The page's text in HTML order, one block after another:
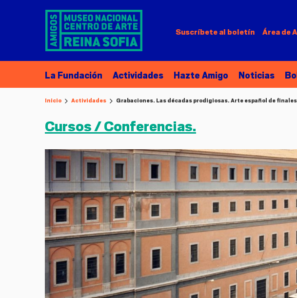
Suscríbete al boletín Área de
La Fundación Actividades Hazte Amigo Noticias
Inicio Actividades Grabaciones. Las décadas prodigiosas. Arte español de finales
Cursos / Conferencias.